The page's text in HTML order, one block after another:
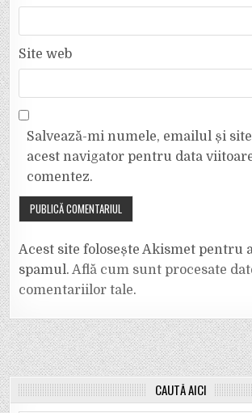
Site web
Salvează-mi numele, emailul și
acest navigator pentru data
comentez.
Acest site folosește Akismet pentru
spamul.Află cum sunt procesate
comentariilor tale.
CAUTĂ AICI